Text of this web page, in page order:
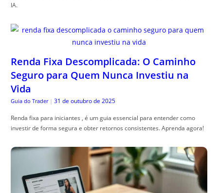
IA.
Renda Fixa Descomplicada: O Caminho
Seguro para Quem Nunca Investiu na
Vida
Guia do Trader | 31 de outubro de 2025
Renda fixa para iniciantes , é um guia essencial para entender como
investir de forma segura e obter retornos consistentes. Aprenda agora!